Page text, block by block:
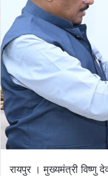
रायपुर । मुख्यमंत्री विष्णु